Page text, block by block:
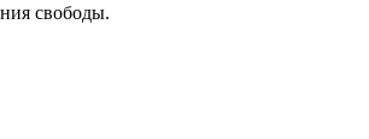
свободы.